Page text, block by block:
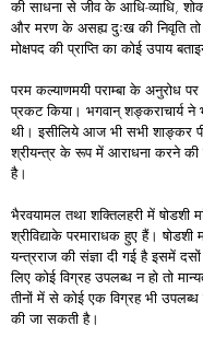
की साधना से जीव के आधि-व्याधि,
और मरण के असह्य दुःख की निवृति
मोक्षपद की प्राप्ति का कोई उपाय
परम कल्याणमयी पराम्बा के अनुरोध पर
प्रकट किया। भगवान् शङ्कराचार्य ने
थी। इसीलिये आज भी सभी शाङ्कर
श्रीयन्त्र के रूप में आराधना करने की
है।
भैरवयामल तथा शक्तिलहरी में षोडशी
श्रीविद्याके परमाराधक हुए हैं। षोडशी
यन्त्रराज की संज्ञा दी गई है इसमें
लिए कोई विग्रह उपलब्ध न हो तो
तीनों में से कोई एक विग्रह भी
की जा सकती है।